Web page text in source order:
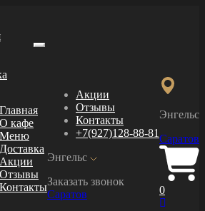
Меню
Энгельс
Саратов
0
Акции
Отзывы
Контакты
+7(927)128-88-81
Энгельс
Заказать звонок
Саратов
Главная
О кафе
Меню
Доставка
Акции
Отзывы
Контакты